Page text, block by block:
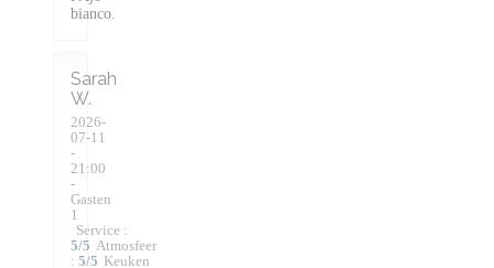
bianco.
Sarah
W
2026-
07-11
-
21:00
-
Gasten
1
Service :
5/5 Atmosfeer
: 5/5 Keuken